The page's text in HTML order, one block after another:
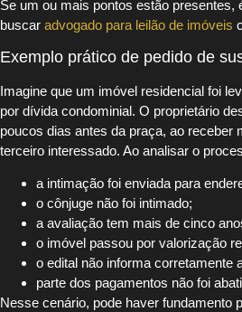
Se um ou mais pontos estão presentes,
buscar advogado para leilão de imóveis
Exemplo prático de pedido de
Imagine que um imóvel residencial foi
por dívida condominial. O proprietário
poucos dias antes da praça, ao receber
terceiro interessado. Ao analisar o
a intimação foi enviada para
o cônjuge não foi intimado;
a avaliação tem mais de cinco
o imóvel passou por valorização
o edital não informa corretamente
parte dos pagamentos não foi
Nesse cenário, pode haver fundamento